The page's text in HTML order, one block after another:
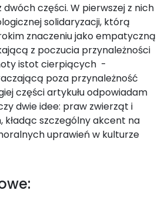
dwóch części. W pierwszej z nich
solidaryzacji, którą
znaczeniu jako empatyczną
z poczucia przynależności
istot cierpiących -
poza przynależność
części artykułu odpowiadam
dwie idee: praw zwierząt i
kładąc szczególny akcent na
uprawień w kulturze